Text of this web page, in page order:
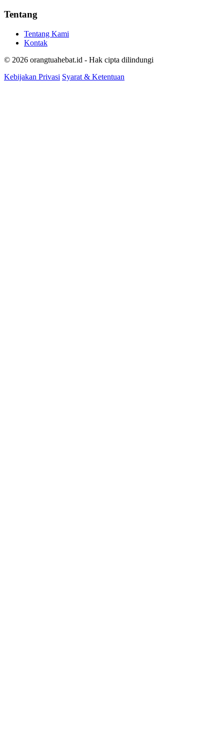
Tentang
Tentang Kami
Kontak
© 2026 orangtuahebat.id - Hak cipta dilindungi
Kebijakan Privasi Syarat & Ketentuan